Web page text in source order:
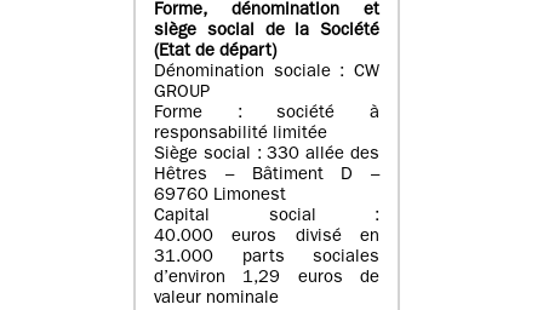
Forme, dénomination et
siège social de la Société
(Etatde départ)
Dénomination sociale : CW
GROUP
Forme : société à
responsabilité limitée
Siège social : 330 allée des
Hêtres – Bâtiment D –
69760 Limonest
Capital social :
40.000 euros divisé en
31.000 parts sociales
d’environ 1,29 euros de
valeur nominale